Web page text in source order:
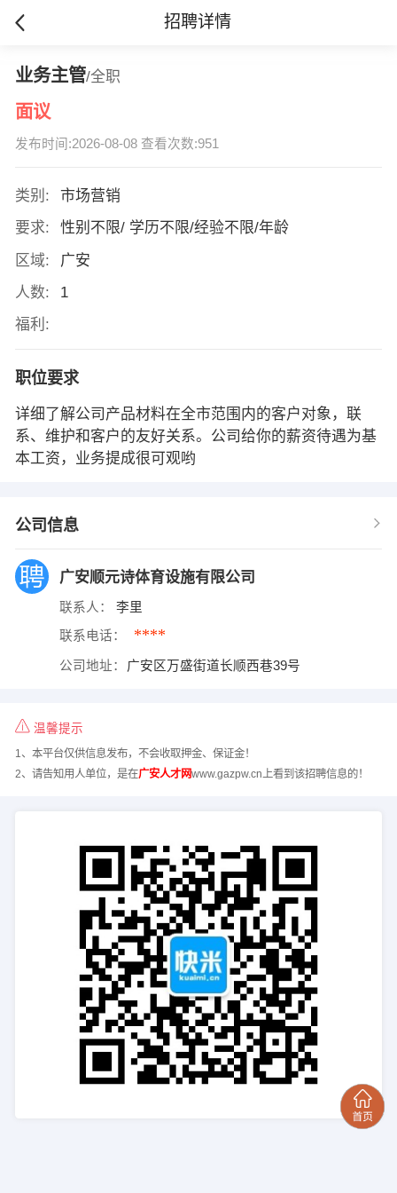
招聘详情
业务主管/全职
面议
发布时间:2026-08-08 查看次数:951
类别:
市场营销
要求:
性别不限/ 学历不限/经验不限/年龄
区域:
广安
人数:
1
福利:
职位要求
详细了解公司产品材料在全市范围内的客户对象，联
系、维护和客户的友好关系。公司给你的薪资待遇为基
本工资，业务提成很可观哟
公司信息
广安顺元诗体育设施有限公司
联系人： 李里
联系电话： ****
公司地址： 广安区万盛街道长顺西巷39号
温馨提示
1、本平台仅供信息发布，不会收取押金、保证金！
2、请告知用人单位，是在广安人才网www.gazpw.cn上看到该招聘信息的！